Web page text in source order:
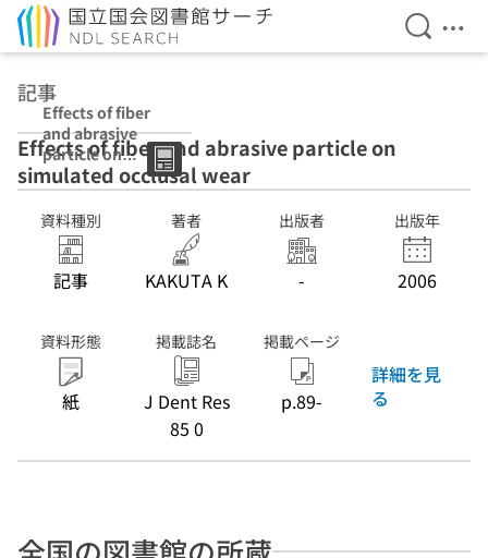
検索を
メ
記事
Effects of fiber
and abrasive
particle on
simulated
occlusal wear
Effects of fiber and abrasive particle on
simulated occlusal wear
資料種別
記事
著者
KAKUTA K
出版者
-
出版年
2006
資料形態
紙
掲載誌名
J Dent Res
85 0
掲載ページ
p.89-
詳細を見
る